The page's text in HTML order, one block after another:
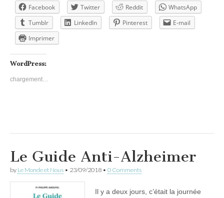
Facebook Twitter Reddit
WhatsApp
Tumblr
LinkedIn Pinterest
E-mail
Imprimer
WordPress:
chargement…
Le Guide Anti-Alzheimer
by Le Monde et Nous • 23/09/2018 • 0 Comments
Il y a deux jours, c’était la journée